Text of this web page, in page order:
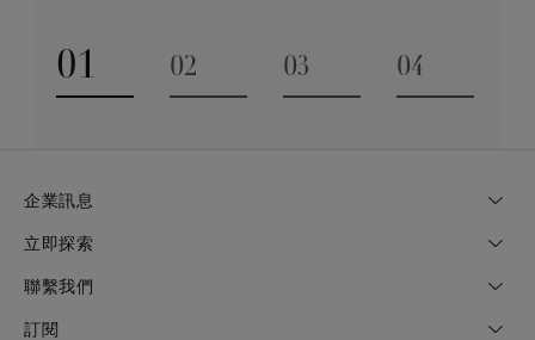
01
Go to slide 1
02
03
04
企業訊息
立即探索
聯繫我們
訂閱